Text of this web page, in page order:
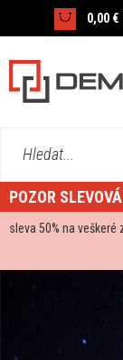
0,00 €
Hledat...
POZOR
sleva 50% na veškeré